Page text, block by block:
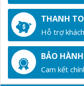
THANH
Hỗ trợ
BẢO
Cam kết